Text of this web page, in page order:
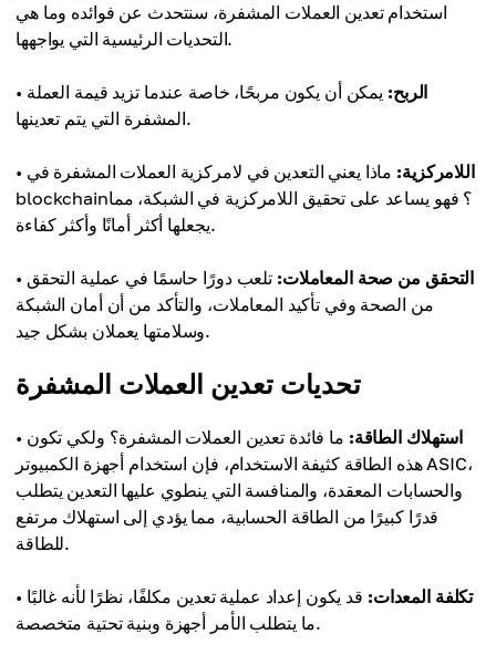
استخدام تعدين العملات المشفرة، سنتحدث عن فوائده وما هي
التحديات الرئيسية التي يواجهها.
• الربح: يمكن أن يكون مربحًا، خاصة عندما تزيد قيمة العملة
المشفرة التي يتم تعدينها.
• اللامركزية: ماذا يعني التعدين في لامركزية العملات المشفرة في
blockchain؟ فهو يساعد على تحقيق اللامركزية في الشبكة، مما
يجعلها أكثر أمانًا وأكثر كفاءة.
• التحقق من صحة المعاملات: تلعب دورًا حاسمًا في عملية التحقق
من الصحة وفي تأكيد المعاملات، والتأكد من أن أمان الشبكة
وسلامتها يعملان بشكل جيد.
تحديات تعدين العملات المشفرة
• استهلاك الطاقة: ما فائدة تعدين العملات المشفرة؟ ولكي تكون
هذه الطاقة كثيفة الاستخدام، فإن استخدام أجهزة الكمبيوتر ASIC،
والحسابات المعقدة، والمنافسة التي ينطوي عليها التعدين يتطلب
قدرًا كبيرًا من الطاقة الحسابية، مما يؤدي إلى استهلاك مرتفع
للطاقة.
• تكلفة المعدات: قد يكون إعداد عملية تعدين مكلفًا، نظرًا لأنه غالبًا
ما يتطلب الأمر أجهزة وبنية تحتية متخصصة.